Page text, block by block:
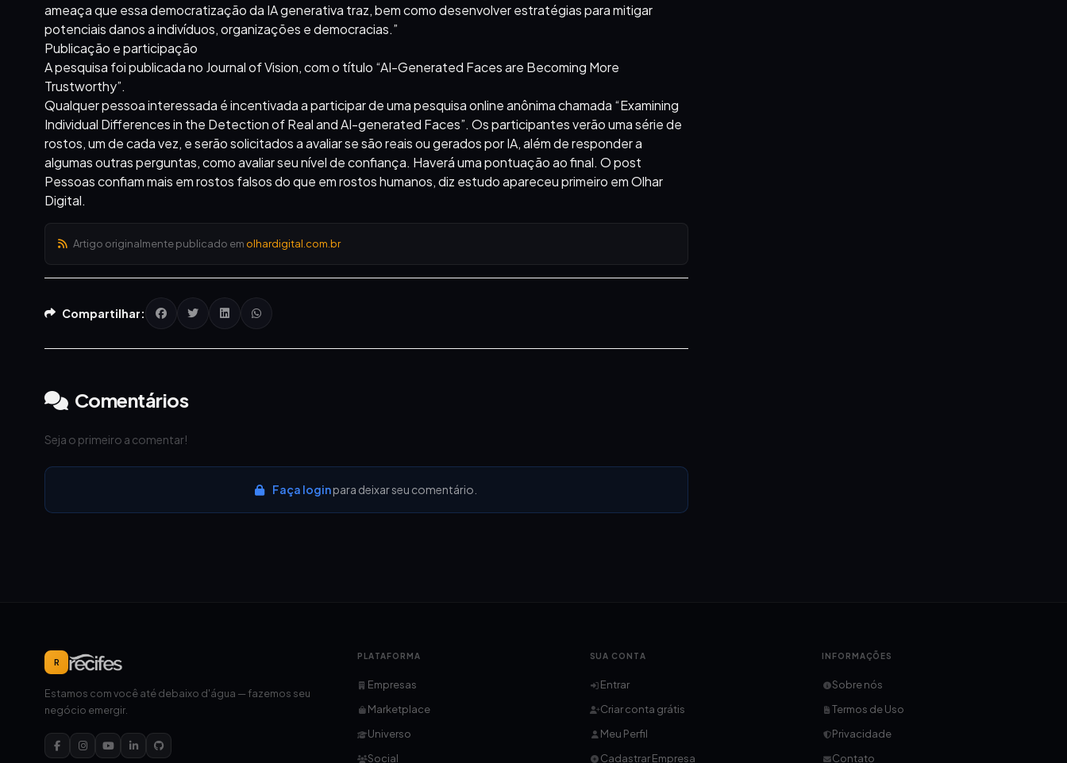
ameaça que essa democratização da IA generativa traz, bem como desenvolver estratégias para mitigar
potenciais danos a indivíduos, organizações e democracias.”
Publicação e participação
A pesquisa foi publicada no Journal of Vision, com o título “AI-Generated Faces are Becoming More
Trustworthy”.
Qualquer pessoa interessada é incentivada a participar de uma pesquisa online anônima chamada “Examining
Individual Differences in the Detection of Real and AI-generated Faces”. Os participantes verão uma série de
rostos, um de cada vez, e serão solicitados a avaliar se são reais ou gerados por IA, além de responder a
algumas outras perguntas, como avaliar seu nível de confiança. Haverá uma pontuação ao final. O post
Pessoas confiam mais em rostos falsos do que em rostos humanos, diz estudo apareceu primeiro em Olhar
Digital.
Artigo originalmente publicado em olhardigital.com.br
Compartilhar:
Comentários
Seja o primeiro a comentar!
Faça loginpara deixar seu comentário.
R
Estamos com você até debaixo d'água — fazemos seu
negócio emergir.
PLATAFORMA
Empresas
Marketplace
Universo
Social
SUA CONTA
Entrar
Criar conta grátis
Meu Perfil
Cadastrar Empresa
INFORMAÇÕES
Sobre nós
Termos de Uso
Privacidade
Contato